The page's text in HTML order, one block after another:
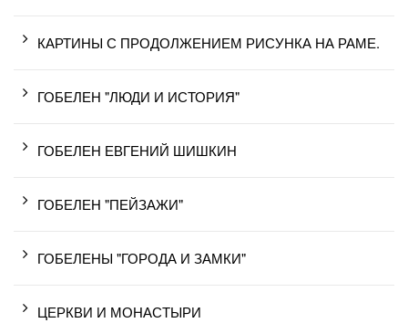
КАРТИНЫ С ПРОДОЛЖЕНИЕМ РИСУНКА НА РАМЕ.
ГОБЕЛЕН "ЛЮДИ И ИСТОРИЯ"
ГОБЕЛЕН ЕВГЕНИЙ ШИШКИН
ГОБЕЛЕН "ПЕЙЗАЖИ"
ГОБЕЛЕНЫ "ГОРОДА И ЗАМКИ"
ЦЕРКВИ И МОНАСТЫРИ